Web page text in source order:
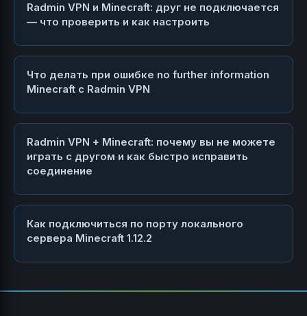
Radmin VPN и Minecraft: друг не подключается
— что проверить и как настроить
Что делать при ошибке no further information
Minecraft с Radmin VPN
Radmin VPN + Minecraft: почему вы не можете
играть с другом и как быстро исправить
соединение
Как подключиться по порту локального
сервера Minecraft 1.12.2